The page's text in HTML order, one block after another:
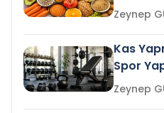
Kas
Spor